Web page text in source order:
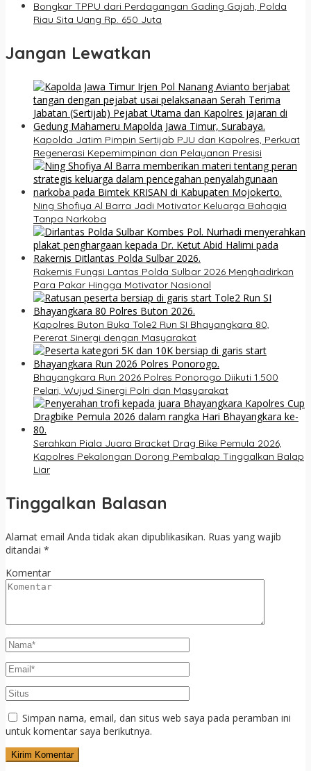
Bongkar TPPU dari Perdagangan Gading Gajah, Polda
Riau Sita Uang Rp. 650 Juta
Jangan Lewatkan
Kapolda Jatim Pimpin Sertijab PJU dan Kapolres, Perkuat
Regenerasi Kepemimpinan dan Pelayanan Presisi
Ning Shofiya Al Barra Jadi Motivator Keluarga Bahagia
Tanpa Narkoba
Rakernis Fungsi Lantas Polda Sulbar 2026 Menghadirkan
Para Pakar Hingga Motivator Nasional
Kapolres Buton Buka Tole2 Run SI Bhayangkara 80,
Pererat Sinergi dengan Masyarakat
Bhayangkara Run 2026 Polres Ponorogo Diikuti 1.500
Pelari, Wujud Sinergi Polri dan Masyarakat
Serahkan Piala Juara Bracket Drag Bike Pemula 2026,
Kapolres Pekalongan Dorong Pembalap Tinggalkan Balap
Liar
Tinggalkan Balasan
Alamat email Anda tidak akan dipublikasikan. Ruas yang wajib
ditandai *
Komentar
Simpan nama, email, dan situs web saya pada peramban ini
untuk komentar saya berikutnya.